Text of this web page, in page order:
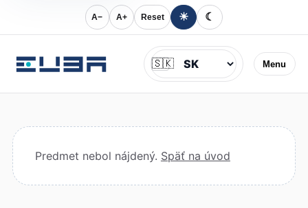
A− A+ Reset ☀ ☾
Menu
Jazyk
🇸🇰
Predmet nebol nájdený. Späť na úvod